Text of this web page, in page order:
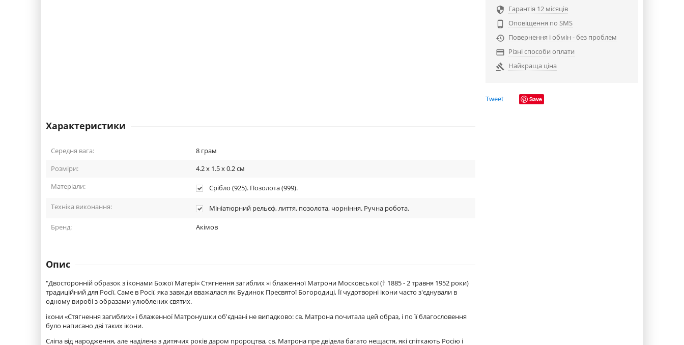
 Гарантія 12 місяців

Оповіщення по SMS
 Повернення і обмін - без проблем
 Різні способи оплати
 Найкраща ціна
Tweet Save
Характеристики
Середня вага: 8 грам
Розміри:
4.2 x 1.5 x 0.2см
Матеріали:
Срібло (925). Позолота (999).
Техніка виконання: Мініатюрний рельєф, лиття, позолота, чорніння. Ручна робота.
Бренд: Акімов
Опис
"Двосторонній образок з іконами Божої Матері« Стягнення загиблих »і блаженної Матрони Московської († 1885 - 2 травня 1952 роки)
традиційний для Росії. Саме в Росії, яка завжди вважалася як Будинок Пресвятої Богородиці, Її чудотворні ікони часто з'єднували в
одному виробі з образами улюблених святих.
ікони «Стягнення загиблих» і блаженної Матронушки об'єднані не випадково: св. Матрона почитала цей образ, і по її благословення
було написано дві таких ікони.
Сліпа від народження, але наділена з дитячих років даром пророцтва, св. Матрона пре двідела багато нещастя, які спіткають Росію і